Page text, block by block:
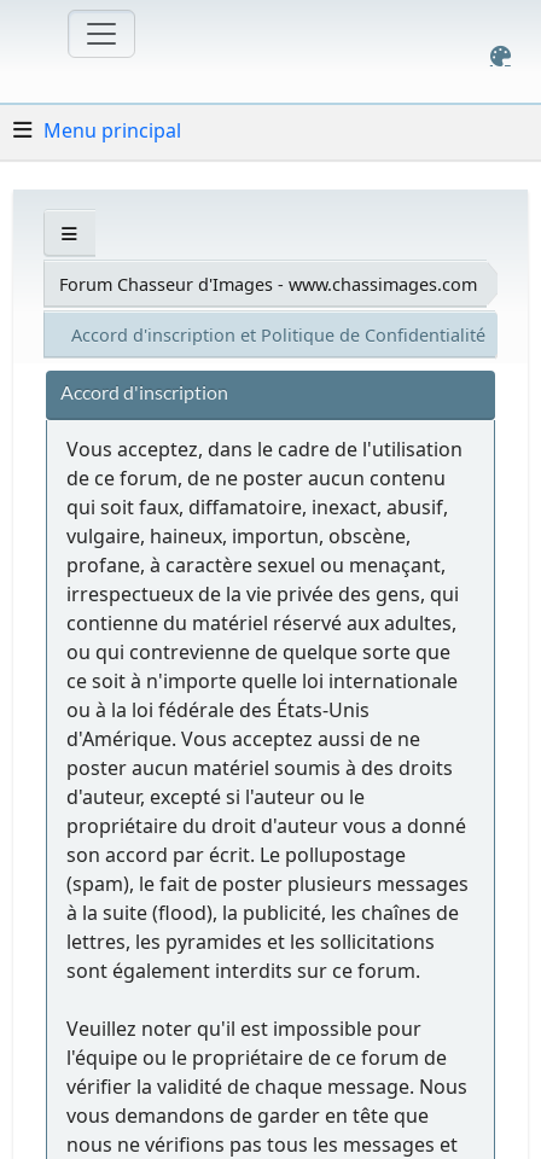
Menu principal
Forum Chasseur d'Images - www.chassimages.com
Accord d'inscription et Politique de Confidentialité
Accord d'inscription
Vous acceptez, dans le cadre de l'utilisation
de ce forum, de ne poster aucun contenu
qui soit faux, diffamatoire, inexact, abusif,
vulgaire, haineux, importun, obscène,
profane, à caractère sexuel ou menaçant,
irrespectueux de la vie privée des gens, qui
contienne du matériel réservé aux adultes,
ou qui contrevienne de quelque sorte que
ce soit à n'importe quelle loi internationale
ou à la loi fédérale des États-Unis
d'Amérique. Vous acceptez aussi de ne
poster aucun matériel soumis à des droits
d'auteur, excepté si l'auteur ou le
propriétaire du droit d'auteur vous a donné
son accord par écrit. Le pollupostage
(spam), le fait de poster plusieurs messages
à la suite (flood), la publicité, les chaînes de
lettres, les pyramides et les sollicitations
sont également interdits sur ce forum.
Veuillez noter qu'il est impossible pour
l'équipe ou le propriétaire de ce forum de
vérifier la validité de chaque message. Nous
vous demandons de garder en tête que
nous ne vérifions pas tous les messages et